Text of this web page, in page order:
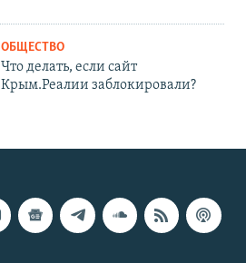
ОБЩЕСТВО
Что делать, если сайт
Крым.Реалии заблокировали?